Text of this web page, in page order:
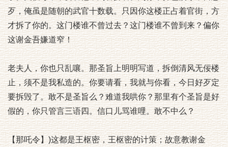
歹，俺虽是随朝的武官十数载。只因你这楼正占着官街，方
才拆了你的。这门楼谁不曾过去？这门楼谁不曾到来？偏你
这谢金吾嫌道窄！
老夫人，你也只乱嚷。那圣旨上明明写道，拆倒清风无佞楼
止，须不是我私造的。你要请看，我就与你看，今日好歹定
要拆毁了。敢不是圣旨么？难道我哄你？那里有个圣旨是好
假的，你只管言三语四。信口儿骂谁哩。敢不中么？
【那吒令】)这都是王枢密，王枢密的计策；故意教谢金